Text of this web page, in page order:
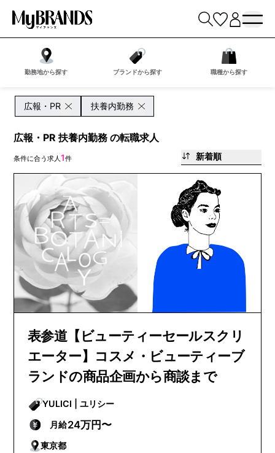
勤務地から探す ブランドから探す 職種から探す
広報・PR 扶養内勤務
広報・PR 扶養内勤務 の転職求人
条件に合う求人1件 新着順
表参道【ビューティーセールスクリ
エーター】コスメ・ビューティーブ
ランドの商品企画から商談まで
YULICI | ユリシー
月給24万円〜
東京都